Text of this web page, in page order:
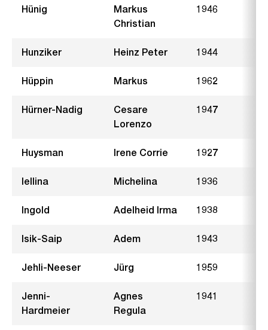
Hünig
Markus
Christian
1946
Hunziker Heinz Peter 1944
Hüppin Markus 1962
Hürner-Nadig
Cesare
Lorenzo
1947
Huysman Irene Corrie 1927
Iellina Michelina 1936
Ingold Adelheid Irma 1938
Isik-Saip Adem 1943
Jehli-Neeser Jürg 1959
Jenni-
Hardmeier
Agnes
Regula
1941